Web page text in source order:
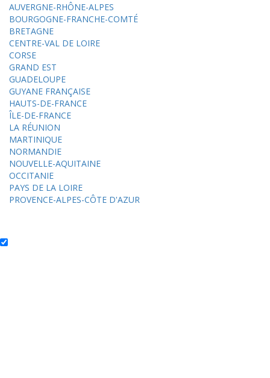
AUVERGNE-RHÔNE-ALPES
BOURGOGNE-FRANCHE-COMTÉ
BRETAGNE
CENTRE-VAL DE LOIRE
CORSE
GRAND EST
GUADELOUPE
GUYANE FRANÇAISE
HAUTS-DE-FRANCE
ÎLE-DE-FRANCE
LA RÉUNION
MARTINIQUE
NORMANDIE
NOUVELLE-AQUITAINE
OCCITANIE
PAYS DE LA LOIRE
PROVENCE-ALPES-CÔTE D'AZUR